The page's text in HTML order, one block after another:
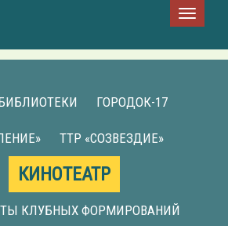
ГОРОДОК-17
ТТР «СОЗВЕЗДИЕ»
КИНОТЕАТР
КЛУБНЫХ ФОРМИРОВАНИЙ